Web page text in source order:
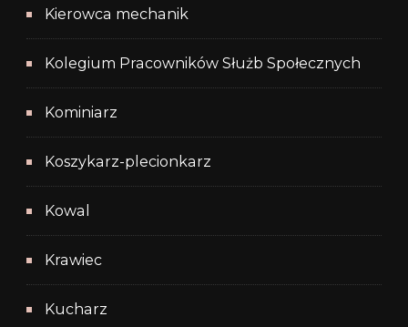
Kierowca mechanik
Kolegium Pracowników Służb Społecznych
Kominiarz
Koszykarz-plecionkarz
Kowal
Krawiec
Kucharz